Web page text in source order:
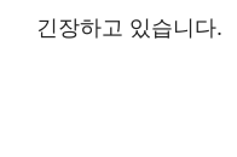
긴장하고 있습니다.